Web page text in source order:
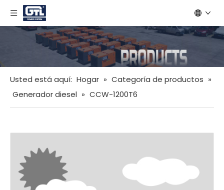
Usted está aquí: Hogar » Categoría de productos »
Generador diesel » CCW-1200T6